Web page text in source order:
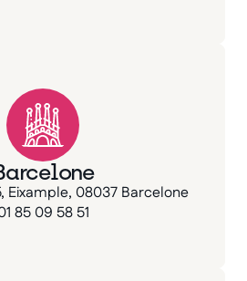
Eixample, 08037 Barcelone
85 09 58 51